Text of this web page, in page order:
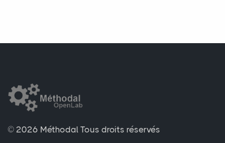
© 2026 Méthodal Tous droits réservés